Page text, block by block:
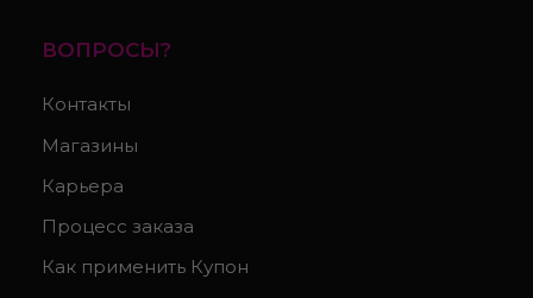
ВОПРОСЫ?
Контакты
Магазины
Карьера
Процесс заказа
Как применить Купон